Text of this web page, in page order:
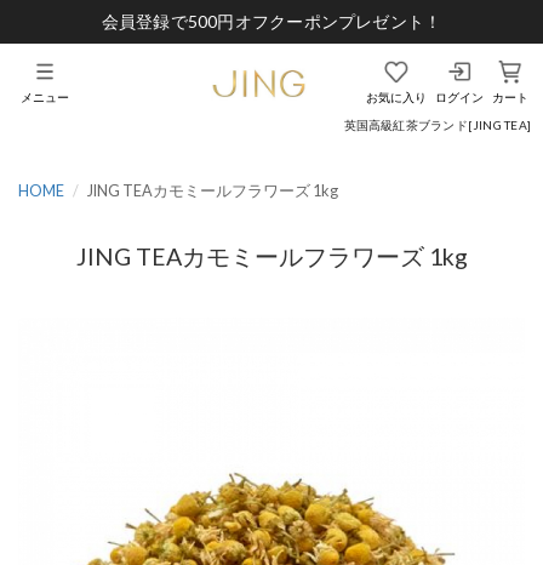
会員登録で500円オフクーポンプレゼント！
英国高級紅茶ブランド[JING TEA]
お気に入り ログイン カート
メニュー
HOME JING TEAカモミールフラワーズ 1kg
JING TEAカモミールフラワーズ 1kg